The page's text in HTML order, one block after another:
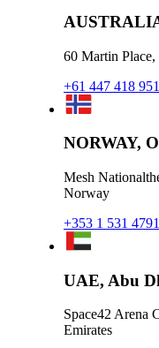
60 Martin
+61 447 418 951
NORWAY,
Mesh
Norway
+353 1 531 4791
UAE, Abu
Space42 Arena
Emirates